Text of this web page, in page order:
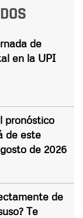
de
en la UPI
pronóstico
de este
de 2026
de
Te